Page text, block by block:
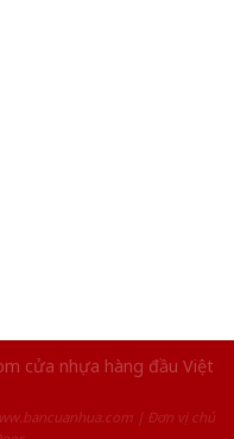
cửa nhựa hàng đầu Việt
| Đơn vị chủ